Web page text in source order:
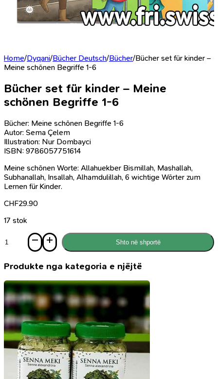
Home/Dyqani/Bücher Deutsch/Bücher/Bücher set für kinder –
Meine schönen Begriffe 1-6
Bücher set für kinder – Meine
schönen Begriffe 1-6
Bücher: Meine schönen Begriffe 1-6
Autor: Sema Çelem
Illustration: Nur Dombayci
ISBN: 9786057751614
Meine schönen Worte: Allahuekber Bismillah, Mashallah,
Subhanallah, Insallah, Alhamdulillah, 6 wichtige Wörter zum
Lernen für Kinder.
CHF29.90
17 stok
Bücher
für
-
Meine
schönen
Begriffe
1-
6
Shto në shportë
Produkte nga kategoria e njëjtë